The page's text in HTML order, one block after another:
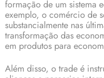
formação de um sistema
exemplo, o comércio de
substancialmente nas
transformação das
em produtos para
Além disso, o trade é